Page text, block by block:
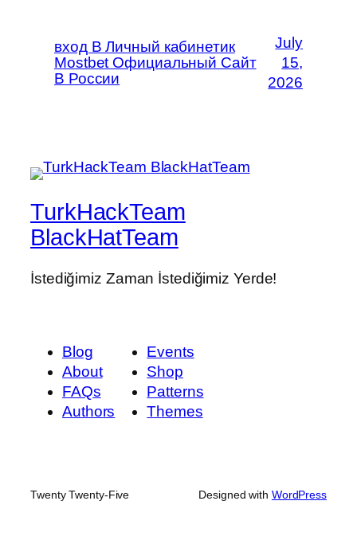
вход В Личный кабинетик
Mostbet Официальный Сайт
В России
July
15,
2026
TurkHackTeam
BlackHatTeam
İstediğimiz Zaman İstediğimiz Yerde!
Blog
About
FAQs
Authors
Events
Shop
Patterns
Themes
Twenty Twenty-Five Designed with WordPress